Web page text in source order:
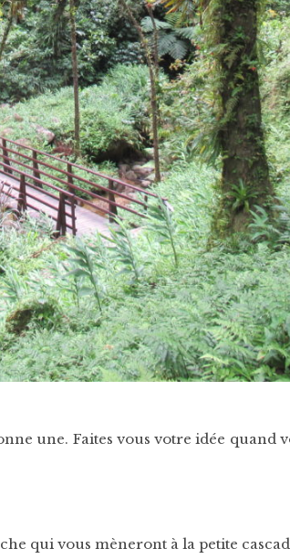
une. Faites vous votre idée quand
qui vous mèneront à la petite